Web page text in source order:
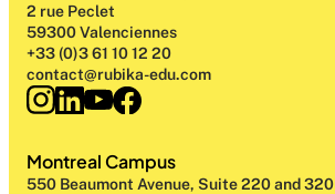
2 rue Peclet
59300 Valenciennes
+33 (0)3 61 10 12 20
contact@rubika-edu.com
Montreal Campus
550 Beaumont Avenue, Suite 220 and 320